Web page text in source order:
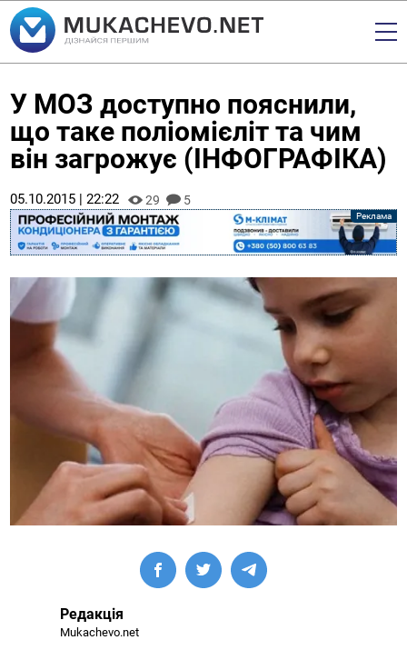
У МОЗ доступно пояснили,
що таке поліомієліт та чим
він загрожує (ІНФОГРАФІКА)
05.10.2015 | 22:22 29 5
Редакція
Mukachevo.net